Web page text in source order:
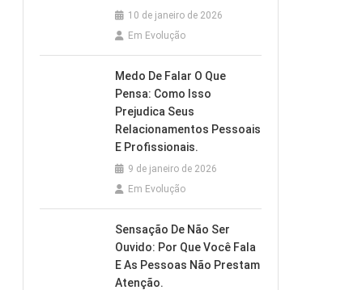
10 de janeiro de 2026
Em Evolução
Medo De Falar O Que
Pensa: Como Isso
Prejudica Seus
Relacionamentos Pessoais
E Profissionais.
9 de janeiro de 2026
Em Evolução
Sensação De Não Ser
Ouvido: Por Que Você Fala
E As Pessoas Não Prestam
Atenção.